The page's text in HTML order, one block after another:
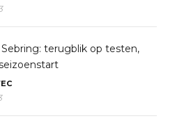
Sebring: terugblik op testen,